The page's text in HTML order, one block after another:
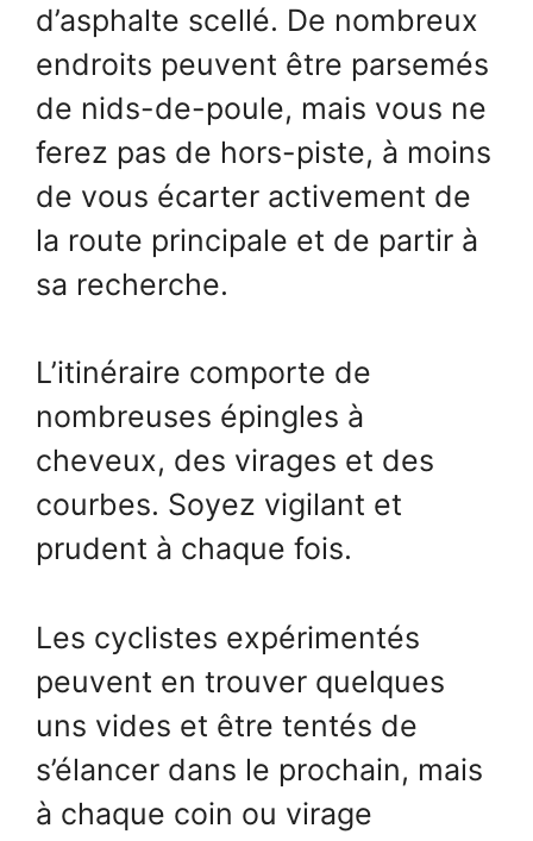
d’asphalte scellé. De nombreux
endroits peuvent être parsemés
de nids-de-poule, mais vous ne
ferez pas de hors-piste, à moins
de vous écarter activement de
la route principale et de partir à
sa recherche.
L’itinéraire comporte de
nombreuses épingles à
cheveux, des virages et des
courbes. Soyez vigilant et
prudent à chaque fois.
Les cyclistes expérimentés
peuvent en trouver quelques
uns vides et être tentés de
s’élancer dans le prochain, mais
à chaque coin ou virage